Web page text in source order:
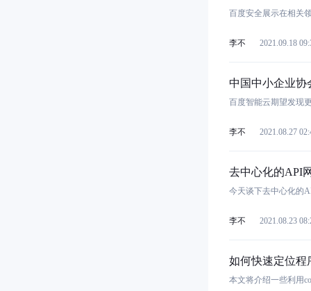
百度安全展示在相关
李不 2021.09.18
中国中小企业协
百度智能云期望发现
李不 2021.08.27
去中心化的API
今天谈下去中心化的
李不 2021.08.23
如何快速定位程
本文将介绍一些利用